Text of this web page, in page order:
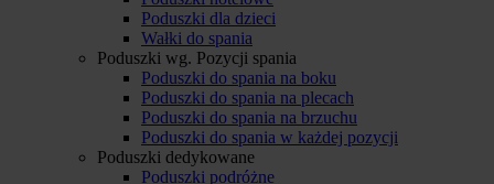
Poduszki dla dzieci
Wałki do spania
Poduszki wg. Pozycji spania
Poduszki do spania na boku
Poduszki do spania na plecach
Poduszki do spania na brzuchu
Poduszki do spania w każdej pozycji
Poduszki dedykowane
Poduszki podróżne